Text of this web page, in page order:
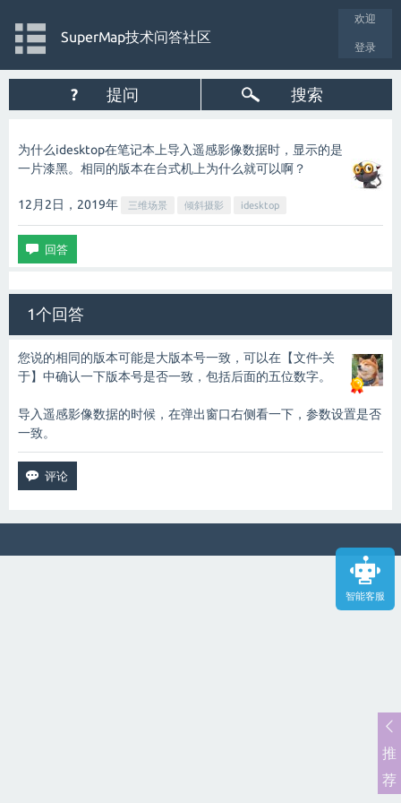
智能客服
欢迎
登录
SuperMap技术问答社区
? 提问 搜索
为什么idesktop在笔记本上导入遥感影像数据时，显示的是
一片漆黑。相同的版本在台式机上为什么就可以啊？
12月2日，2019年 三维场景 倾斜摄影 idesktop
1个回答
您说的相同的版本可能是大版本号一致，可以在【文件-关
于】中确认一下版本号是否一致，包括后面的五位数字。
导入遥感影像数据的时候，在弹出窗口右侧看一下，参数设置是否
一致。